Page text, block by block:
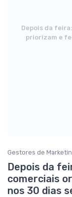
Depois da
priorizam e
Gestores de
Depois da
comerciais
nos 30 dias